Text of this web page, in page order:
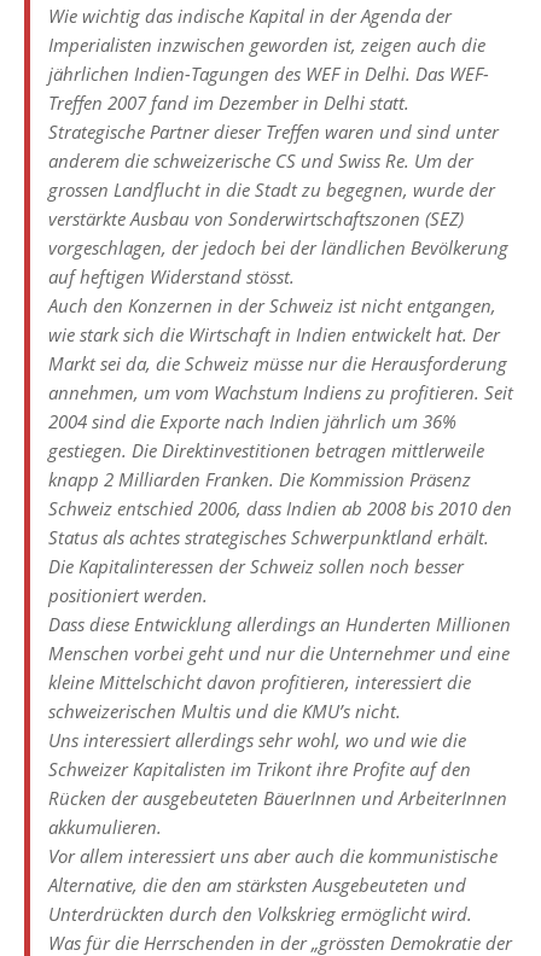
Wie wichtig das indische Kapital in der Agenda der
Imperialisten inzwischen geworden ist, zeigen auch die
jährlichen Indien-Tagungen des WEF in Delhi. Das WEF-
Treffen 2007 fand im Dezember in Delhi statt.
Strategische Partner dieser Treffen waren und sind unter
anderem die schweizerische CS und Swiss Re. Um der
grossen Landflucht in die Stadt zu begegnen, wurde der
verstärkte Ausbau von Sonderwirtschaftszonen (SEZ)
vorgeschlagen, der jedoch bei der ländlichen Bevölkerung
auf heftigen Widerstand stösst.
Auch den Konzernen in der Schweiz ist nicht entgangen,
wie stark sich die Wirtschaft in Indien entwickelt hat. Der
Markt sei da, die Schweiz müsse nur die Herausforderung
annehmen, um vom Wachstum Indiens zu profitieren. Seit
2004 sind die Exporte nach Indien jährlich um 36%
gestiegen. Die Direktinvestitionen betragen mittlerweile
knapp 2 Milliarden Franken. Die Kommission Präsenz
Schweiz entschied 2006, dass Indien ab 2008 bis 2010 den
Status als achtes strategisches Schwerpunktland erhält.
Die Kapitalinteressen der Schweiz sollen noch besser
positioniert werden.
Dass diese Entwicklung allerdings an Hunderten Millionen
Menschen vorbei geht und nur die Unternehmer und eine
kleine Mittelschicht davon profitieren, interessiert die
schweizerischen Multis und die KMU’s nicht.
Uns interessiert allerdings sehr wohl, wo und wie die
Schweizer Kapitalisten im Trikont ihre Profite auf den
Rücken der ausgebeuteten BäuerInnen und ArbeiterInnen
akkumulieren.
Vor allem interessiert uns aber auch die kommunistische
Alternative, die den am stärksten Ausgebeuteten und
Unterdrückten durch den Volkskrieg ermöglicht wird.
Was für die Herrschenden in der „grössten Demokratie der